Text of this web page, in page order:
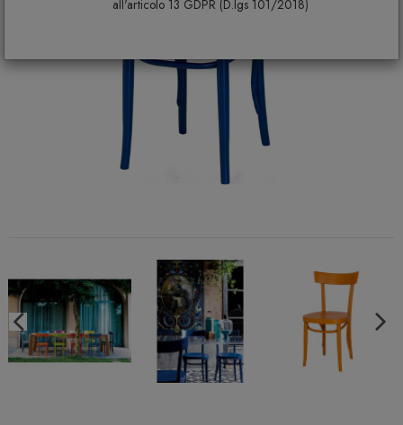
all'articolo 13 GDPR (D.lgs 101/2018)